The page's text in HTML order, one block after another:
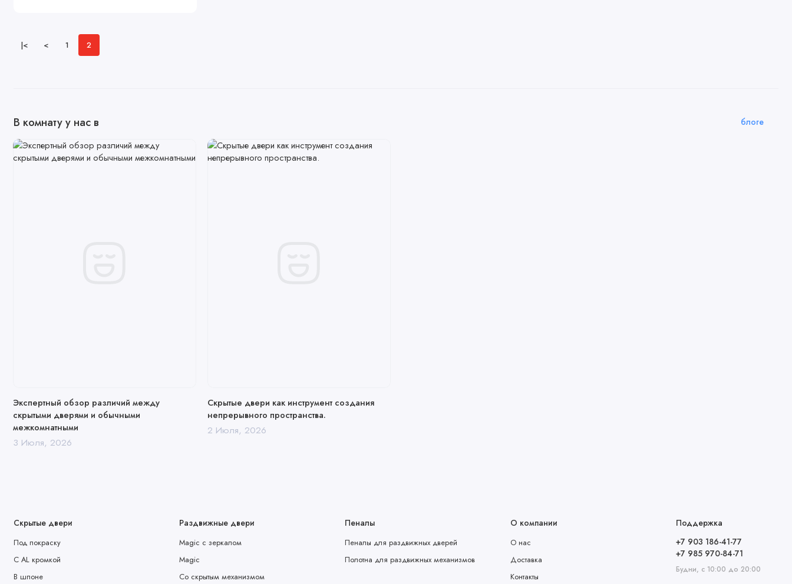
|< < 1 2
В комнату у нас в блоге
Экспертный обзор различий между
скрытыми дверями и обычными
межкомнатными
3 Июля, 2026
Скрытые двери как инструмент создания
непрерывного пространства.
2 Июля, 2026
Скрытые двери
Под покраску
С AL кромкой
В шпоне
Раздвижные двери
Magic с зеркалом
Magic
Со скрытым механизмом
Пеналы
Пеналы для раздвижных дверей
Полотна для раздвижных механизмов
О компании
О нас
Доставка
Контакты
Поддержка
+7 903 186-41-77
+7 985 970-84-71
Будни, с 10:00 до 20:00